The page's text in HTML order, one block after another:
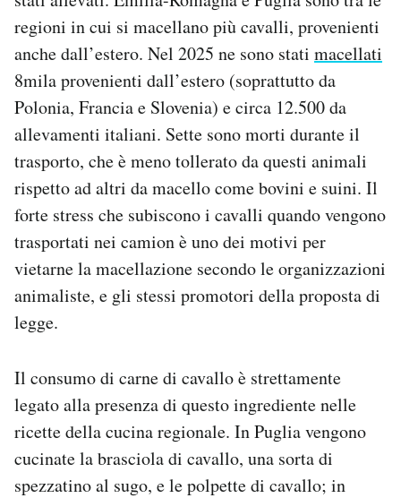
regioni in cui si macellano più cavalli, provenienti
anche dall’estero. Nel 2025 ne sono stati macellati
8mila provenienti dall’estero (soprattutto da
Polonia, Francia e Slovenia) e circa 12.500 da
allevamenti italiani. Sette sono morti durante il
trasporto, che è meno tollerato da questi animali
rispetto ad altri da macello come bovini e suini. Il
forte stress che subiscono i cavalli quando vengono
trasportati nei camion è uno dei motivi per
vietarne la macellazione secondo le organizzazioni
animaliste, e gli stessi promotori della proposta di
legge.
Il consumo di carne di cavallo è strettamente
legato alla presenza di questo ingrediente nelle
ricette della cucina regionale. In Puglia vengono
cucinate la brasciola di cavallo, una sorta di
spezzatino al sugo, e le polpette di cavallo; in